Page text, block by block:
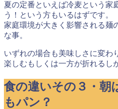
夏の定番といえば冷麦という家
う！という方もいるはずです。
家庭環境が大きく影響される麺
な事。
いずれの場合も美味しさに変わ
楽しむもしくは一方が折れるし
食の違いその３・朝
もパン？